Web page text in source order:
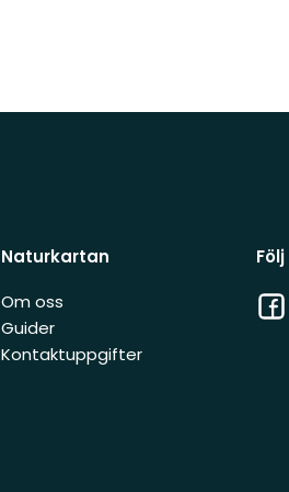
Naturkartan
Om oss
Guider
Kontaktuppgifter